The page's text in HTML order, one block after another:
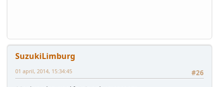
SuzukiLimburg
#26
01 april, 2014, 15:34:45